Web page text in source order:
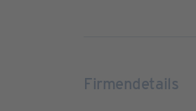
Firmendetails